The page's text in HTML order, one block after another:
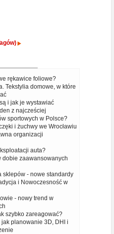
rękawice foliowe?
Tekstylia domowe, w które
i jak je wystawiać
z najcześciej
sportowych w Polsce?
i żuchwy we Wrocławiu
organizacji
auta?
dobie zaawansowanych
sklepów - nowe standardy
i Nowoczesność w
- nowy trend w
szybko zareagować?
jak planowanie 3D, DHI i